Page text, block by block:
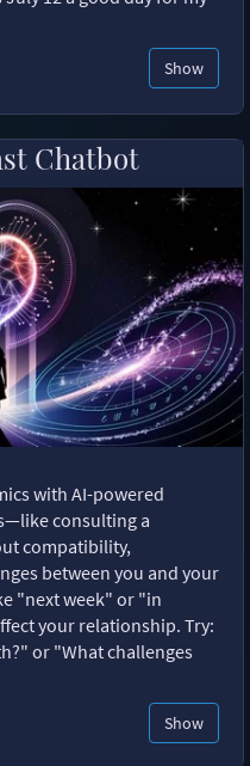
Show
Chatbot
with AI-powered
consulting a
compatibility,
between you and your
"next week" or "in
your relationship. Try:
or "What challenges
Show